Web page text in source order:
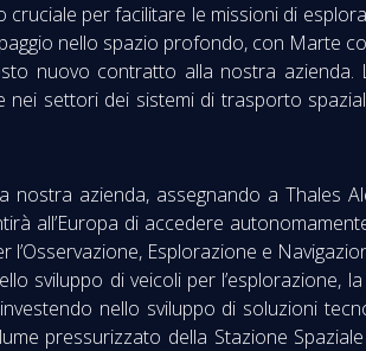
per facilitare le missioni di
nello spazio profondo, con Marte
nuovo contratto alla nostra
settori dei sistemi di trasporto
nostra azienda, assegnando a Thales
all’Europa di accedere
Esplorazione e
sviluppo di veicoli per l’esplorazione,
nello sviluppo di soluzioni
pressurizzato della Stazione